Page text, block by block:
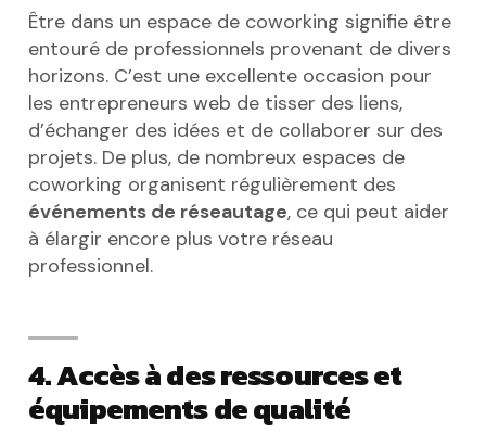
Être dans un espace de coworking signifie être
entouré de professionnels provenant de divers
horizons. C’est une excellente occasion pour
les entrepreneurs web de tisser des liens,
d’échanger des idées et de collaborer sur des
projets. De plus, de nombreux espaces de
coworking organisent régulièrement des
événements de réseautage, ce qui peut aider
à élargir encore plus votre réseau
professionnel.
4. Accès à des ressources et
équipements de qualité